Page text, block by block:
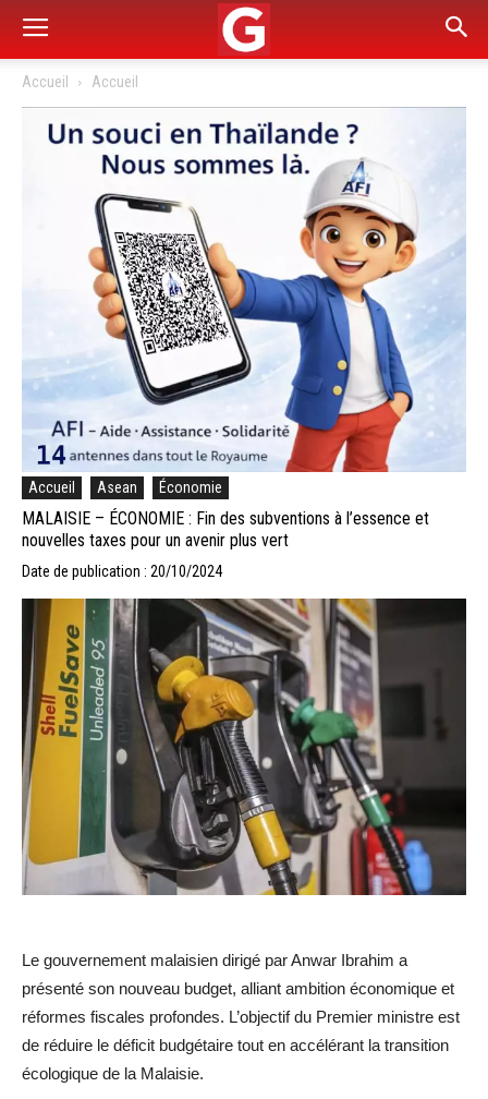
Accueil Accueil
Accueil Asean Économie
MALAISIE – ÉCONOMIE : Fin des subventions à l’essence et
nouvelles taxes pour un avenir plus vert
Date de publication : 20/10/2024
Le gouvernement malaisien dirigé par Anwar Ibrahim a
présenté son nouveau budget, alliant ambition économique et
réformes fiscales profondes. L’objectif du Premier ministre est
de réduire le déficit budgétaire tout en accélérant la transition
écologique de la Malaisie.